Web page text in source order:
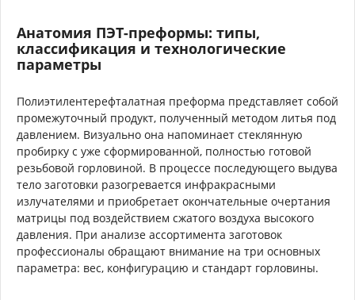
Анатомия ПЭТ-преформы: типы,
классификация и технологические
параметры
Полиэтилентерефталатная преформа представляет собой
промежуточный продукт, полученный методом литья под
давлением. Визуально она напоминает стеклянную
пробирку с уже сформированной, полностью готовой
резьбовой горловиной. В процессе последующего выдува
тело заготовки разогревается инфракрасными
излучателями и приобретает окончательные очертания
матрицы под воздействием сжатого воздуха высокого
давления. При анализе ассортимента заготовок
профессионалы обращают внимание на три основных
параметра: вес, конфигурацию и стандарт горловины.